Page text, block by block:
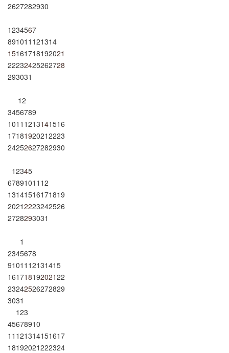
2627282930
1234567
891011 121314
15161718192021
22232425262728
293031
12
3456789
1011 1213141516
17181920212223
24252627282930
12345
67891011 12
13141516171819
20212223242526
2728293031
1
2345678
91011 12131415
16171819202122
23242526272829
3031
123
45678910
11 121314151617
18192021222324